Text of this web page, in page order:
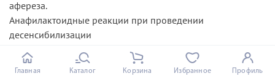
афереза.
Анафилактоидные реакции при проведении
десенсибилизации
Имеются отдельные сообщения о развитии
анафилактоидных реакций у пациентов, получающих
Главная Каталог Корзина Избранное Профиль